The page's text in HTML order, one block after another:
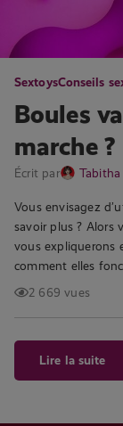
SextoysConseils
Boules
marche ?
Écrit par Tabitha
Vous envisagez
savoir plus ? Alors
vous expliquerons
comment elles
2 669 vues
Lire la suite